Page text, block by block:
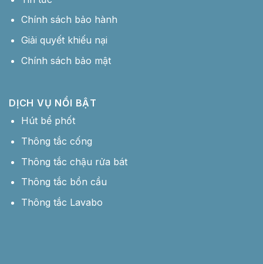
Chính sách bảo hành
Giải quyết khiếu nại
Chính sách bảo mật
DỊCH VỤ NỔI BẬT
Hút bể phốt
Thông tắc cống
Thông tắc chậu rửa bát
Thông tắc bồn cầu
Thông tắc Lavabo